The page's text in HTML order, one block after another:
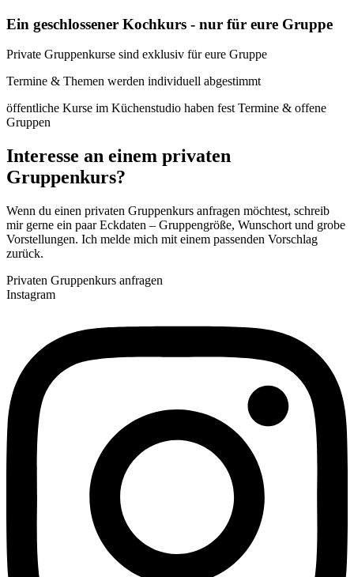
Ein geschlossener Kochkurs - nur für eure Gruppe
Private Gruppenkurse sind exklusiv für eure Gruppe
Termine & Themen werden individuell abgestimmt
öffentliche Kurse im Küchenstudio haben fest Termine & offene
Gruppen
Interesse an einem privaten
Gruppenkurs?
Wenn du einen privaten Gruppenkurs anfragen möchtest, schreib
mir gerne ein paar Eckdaten – Gruppengröße, Wunschort und grobe
Vorstellungen. Ich melde mich mit einem passenden Vorschlag
zurück.
Privaten Gruppenkurs anfragen
Instagram